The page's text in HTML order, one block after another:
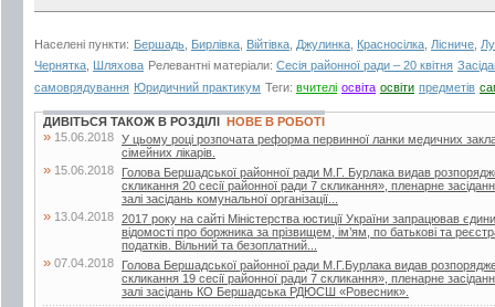
Населені пункти: Бершадь Бирлівка Війтівка Джулинка Красносілка Лісниче
Чернятка Шляхова Релевантні матеріали: Сесія районної ради – 20 квітня
самоврядування Юридичний практикум Теги: вчителі освіта освіти предметів
ДИВІТЬСЯ ТАКОЖ В РОЗДІЛІ НОВЕ В РОБОТІ
» 15.06.2018 У цьому році розпочата реформа первинної ланки медичних
сімейних лікарів.
» 15.06.2018
Голова Бершадської районної ради М.Г. Бурлака видав
скликання 20 сесії районної ради 7 скликання», пленарне
залі засідань комунальної організації...
» 13.04.2018 2017 року на сайті Міністерства юстиції України запрацював
відомості про боржника за прізвищем, ім’ям, по батькові та
податків. Вільний та безоплатний...
» 07.04.2018
Голова Бершадської районної ради М.Г.Бурлака видав
скликання 19 сесії районної ради 7 скликання», пленарне
залі засідань КО Бершадська РДЮСШ «Ровесник».